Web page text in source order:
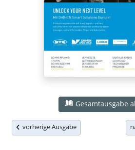
Gesamtausgabe
vorherige Ausgabe